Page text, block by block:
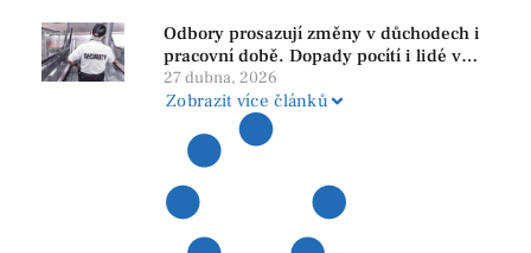
Odbory prosazují změny v důchodech i
pracovní době. Dopady pocítí i lidé v
našem regionu
27 dubna, 2026
Zobrazit více článků